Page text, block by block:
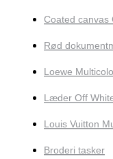
Coated canvas
Rød
Loewe
Læder Off
Louis Vuitton
Broderi tasker